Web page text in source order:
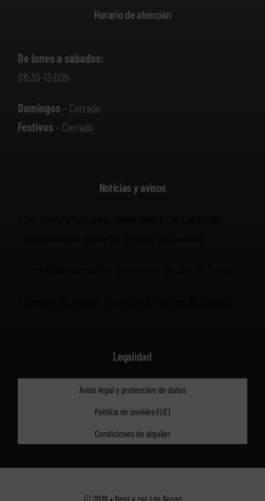
Horario de atención
De lunes a sábados:
08:30-13:00h
Domingos– Cerrado
Festivos– Cerrado
Noticias y avisos
Legalidad
Aviso legal y protección de datos
Política de cookies (UE)
Condiciones de alquiler
© 2026 • Rent a car Las Rosas